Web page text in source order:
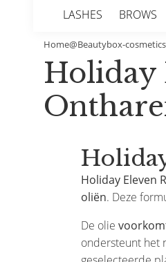
LASHES BROWS
Home@Beautybox-
Holiday
Holiday Eleven
oliën. Deze
De olie
ondersteunt het